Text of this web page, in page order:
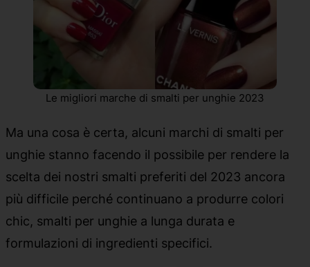
Le migliori marche di smalti per unghie 2023
Ma una cosa è certa, alcuni marchi di smalti per
unghie stanno facendo il possibile per rendere la
scelta dei nostri smalti preferiti del 2023 ancora
più difficile perché continuano a produrre colori
chic, smalti per unghie a lunga durata e
formulazioni di ingredienti specifici.